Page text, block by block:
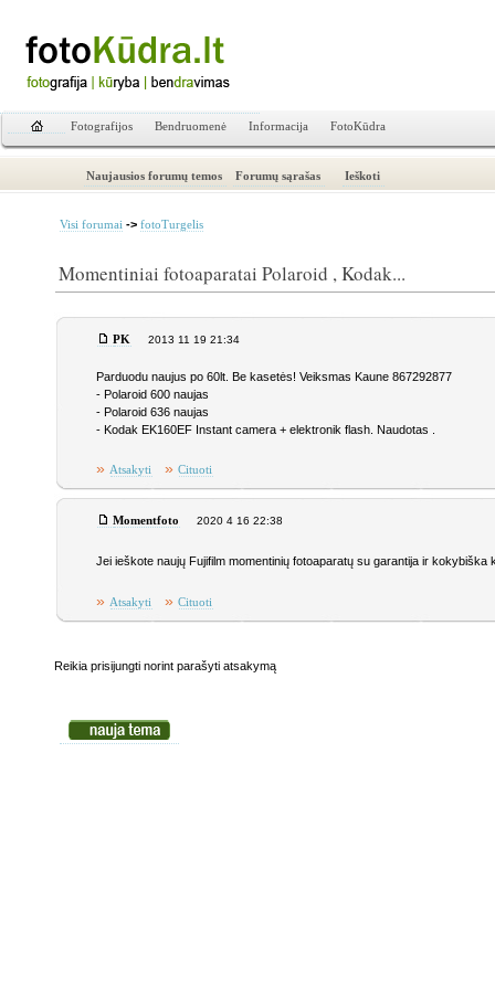
Fotografijos Bendruomenė Informacija FotoKūdra
Naujausios forumų temos Forumų sąrašas Ieškoti
Visi forumai -> fotoTurgelis
Momentiniai fotoaparatai Polaroid , Kodak...
PK 2013 11 19 21:34
Parduodu naujus po 60lt. Be kasetės! Veiksmas Kaune 867292877
- Polaroid 600 naujas
- Polaroid 636 naujas
- Kodak EK160EF Instant camera + elektronik flash. Naudotas .
» Atsakyti » Cituoti
Momentfoto 2020 4 16 22:38
Jei ieškote naujų Fujifilm momentinių fotoaparatų su garantija ir
» Atsakyti » Cituoti
Reikia prisijungti norint parašyti atsakymą